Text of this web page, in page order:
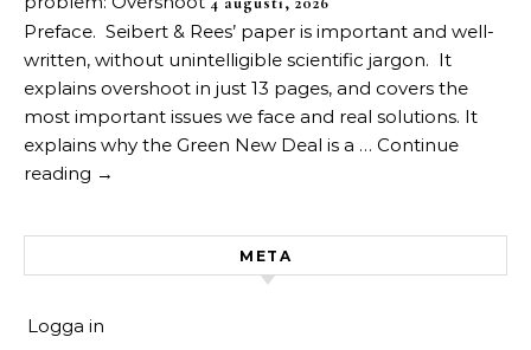
Preface. Seibert & Rees’ paper is important and well-
written, without unintelligible scientific jargon. It
explains overshoot in just 13 pages, and covers the
most important issues we face and real solutions. It
explains why the Green New Deal is a … Continue
reading →
META
Logga in